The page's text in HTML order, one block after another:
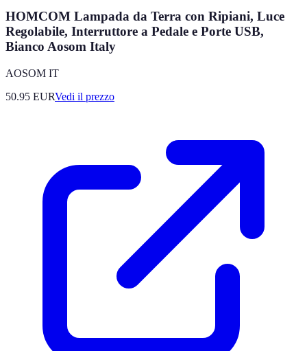
HOMCOM Lampada da Terra con Ripiani, Luce
Regolabile, Interruttore a Pedale e Porte USB,
Bianco Aosom Italy
AOSOM IT
50.95 EURVedi il prezzo